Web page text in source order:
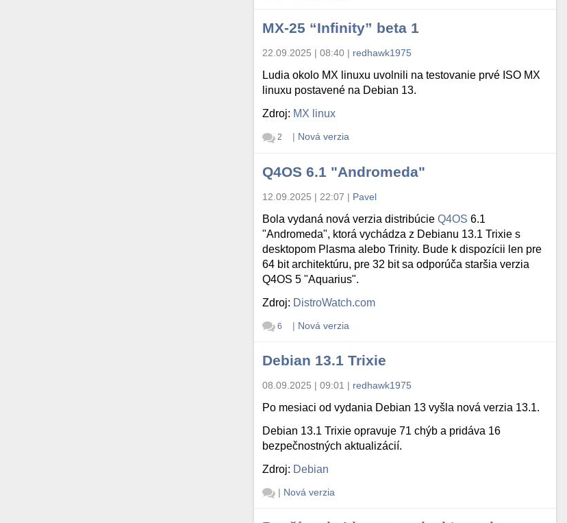
MX-25 “Infinity” beta 1
22.09.2025 | 08:40 | redhawk1975
Ludia okolo MX linuxu uvolnili na testovanie prvé ISO MX
linuxu postavené na Debian 13.
Zdroj: MX linux
2 | Nová verzia
Q4OS 6.1 "Andromeda"
12.09.2025 | 22:07 | Pavel
Bola vydaná nová verzia distribúcieQ4OS 6.1
"Andromeda", ktorá vychádza z Debianu 13.1 Trixie s
desktopom Plasma alebo Trinity. Bude k dispozícii len pre
64 bit architektúru, pre 32 bit sa odporúča staršia verzia
Q4OS 5 "Aquarius".
Zdroj: DistroWatch.com
6 | Nová verzia
Debian 13.1 Trixie
08.09.2025 | 09:01 | redhawk1975
Po mesiaci od vydania Debian 13 vyšla nová verzia 13.1.
Debian 13.1 Trixie opravuje 71 chýb a pridáva 16
bezpečnostných aktualizácií.
Zdroj: Debian
| Nová verzia